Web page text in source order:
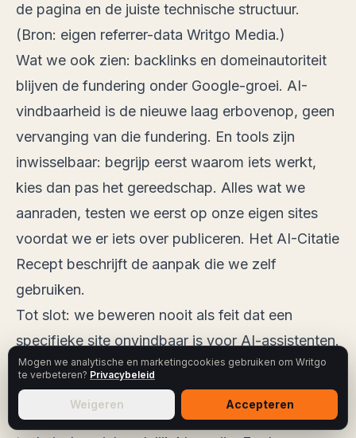
de pagina en de juiste technische structuur.
(Bron: eigen referrer-data Writgo Media.)
Wat we ook zien: backlinks en domeinautoriteit
blijven de fundering onder Google-groei. AI-
vindbaarheid is de nieuwe laag erbovenop, geen
vervanging van die fundering. En tools zijn
inwisselbaar: begrijp eerst waarom iets werkt,
kies dan pas het gereedschap. Alles wat we
aanraden, testen we eerst op onze eigen sites
voordat we er iets over publiceren. Het AI-Citatie
Recept beschrijft de aanpak die we zelf
gebruiken.
Tot slot: we beweren nooit als feit dat een
specifieke site onvindbaar is voor AI-assistenten.
Dat is een aanname die je alleen kunt staven met
een meting. Wat we wel zeggen: de data is
duidelijk over hoe weinig Nederlandse sites
Mogen we analytische en marketingcookies gebruiken om Writgo
te verbeteren? Privacybeleid
Weigeren Accepteren